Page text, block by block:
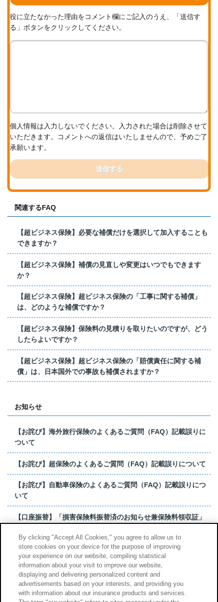
役に立たなかった理由をコメント欄にご記入のうえ、「送信す
る」ボタンをクリックしてください。
個人情報は入力しないでください。入力された場合は削除させて
いただきます。コメントへの返信はいたしませんので、予めご了
承願います。
送信する
関連するFAQ
【超ビジネス保険】必要な補償だけを選択して加入することも
できますか？
【超ビジネス保険】補償の見直しや変更はいつでもできます
か？
【超ビジネス保険】超ビジネス保険の「工事に関する補償」
は、どのような補償ですか？
【超ビジネス保険】保険料の見積りを取りたいのですが、どう
したらよいですか？
【超ビジネス保険】超ビジネス保険の「賠償責任に関する補
償」は、日本国外での事故も補償されますか？
お知らせ
【お詫び】海外旅行保険のよくあるご質問（FAQ）記載誤りに
ついて
【お詫び】超保険のよくあるご質問（FAQ）記載誤りについて
【お詫び】自動車保険のよくあるご質問（FAQ）記載誤りにつ
いて
【口座振替】「損害保険料振替済のお知らせ兼保険料領収証」
【お詫び】超保険のよくあるご質問（FAQ）記載誤りについて
もっと見る
By clicking "Accept All Cookies," you agree to allow us to
store cookies on your device for the purpose of improving
your experience on our website, compiling statistical
information about your visit to improve our website,
displaying and delivering personalized content and
advertisements based on your interests, and providing you
with information about our insurance products and services.